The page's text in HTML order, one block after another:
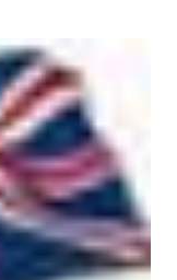
ip dove è un
es. 10.0.0.3)
schermate
, comapre A
condivisa cui si
le subcartelle